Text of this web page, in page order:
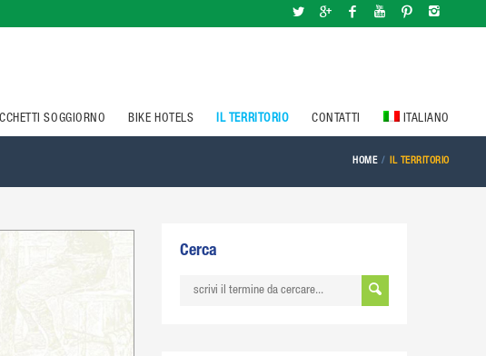
SOGGIORNO BIKE HOTELS IL TERRITORIO CONTATTI ITALIANO
HOME IL TERRITORIO
Cerca